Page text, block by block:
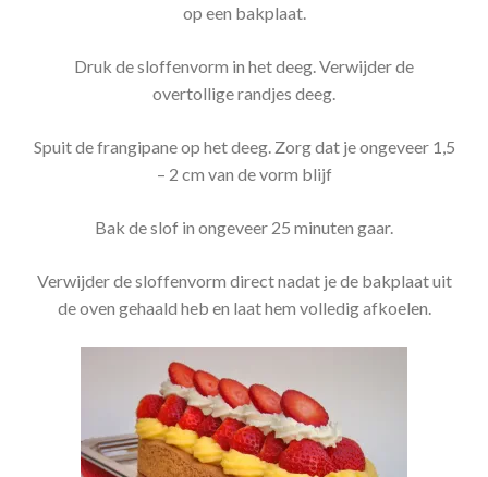
op een bakplaat.
Druk de sloffenvorm in het deeg. Verwijder de
overtollige randjes deeg.
Spuit de frangipane op het deeg. Zorg dat je ongeveer 1,5
– 2 cm van de vorm blijf
Bak de slof in ongeveer 25 minuten gaar.
Verwijder de sloffenvorm direct nadat je de bakplaat uit
de oven gehaald heb en laat hem volledig afkoelen.